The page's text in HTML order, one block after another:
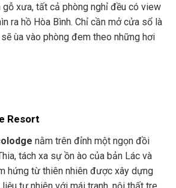
gỗ xưa, tất cả phòng nghỉ đều có view
ra hồ Hòa Bình. Chỉ cần mở cửa sổ là
ùa vào phòng đem theo những hơi
Resort
nằm trên đỉnh một ngọn đồi
tách xa sự ồn ào của bản Lác và
hứng từ thiên nhiên được xây dựng